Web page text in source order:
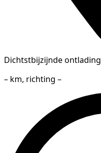
Dichtstbijzijnde ontlading
– km, richting –